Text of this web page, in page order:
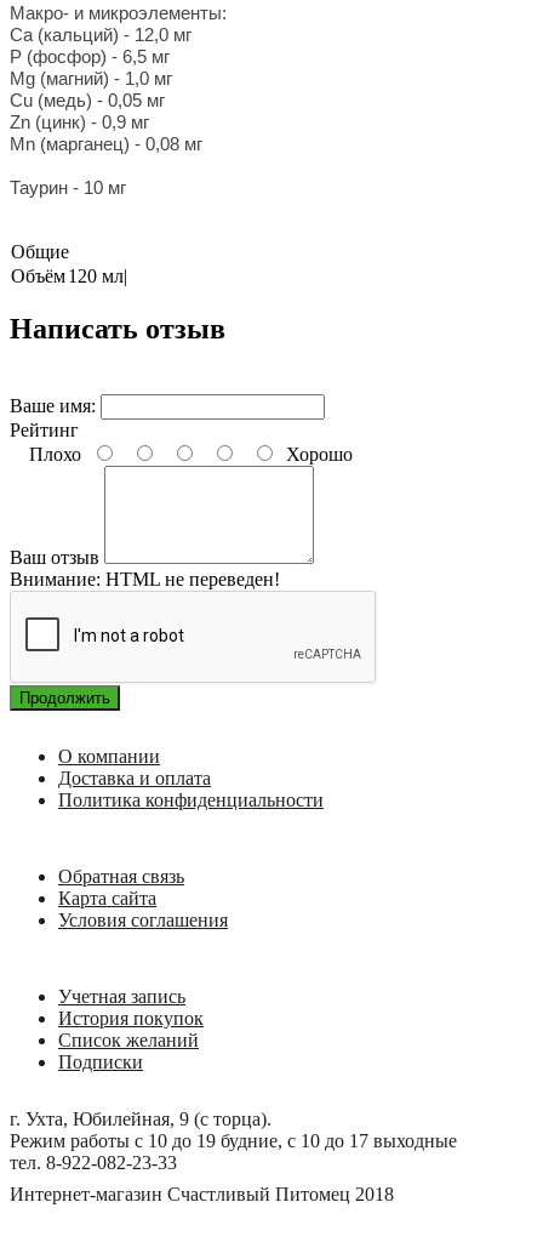
Макро- и микроэлементы:
Ca (кальций) - 12,0 мг
P (фосфор) - 6,5 мг
Mg (магний) - 1,0 мг
Cu (медь) - 0,05 мг
Zn (цинк) - 0,9 мг
Mn (марганец) - 0,08 мг
Таурин - 10 мг
Общие
Объём120 мл|
Написать отзыв
Ваше имя:
Рейтинг
Плохо
Хорошо
Ваш отзыв
Внимание: HTML не переведен!
Продолжить
О компании
Доставка и оплата
Политика конфиденциальности
Обратная связь
Карта сайта
Условия соглашения
Учетная запись
История покупок
Список желаний
Подписки
г. Ухта, Юбилейная, 9 (с торца).
Режим работы с 10 до 19 будние, с 10 до 17 выходные
тел. 8-922-082-23-33
Интернет-магазин Счастливый Питомец 2018